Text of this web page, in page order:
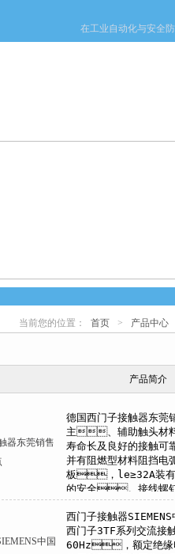
在工业自动化与安全防
当前您的位置： 首页 > 产品中心
产品简介
器东莞销售
中国